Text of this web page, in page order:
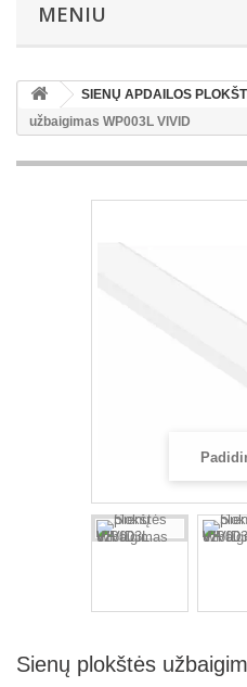
MENIU
SIENŲ APDAILOS
užbaigimas WP003L VIVID
Sienų plokštės